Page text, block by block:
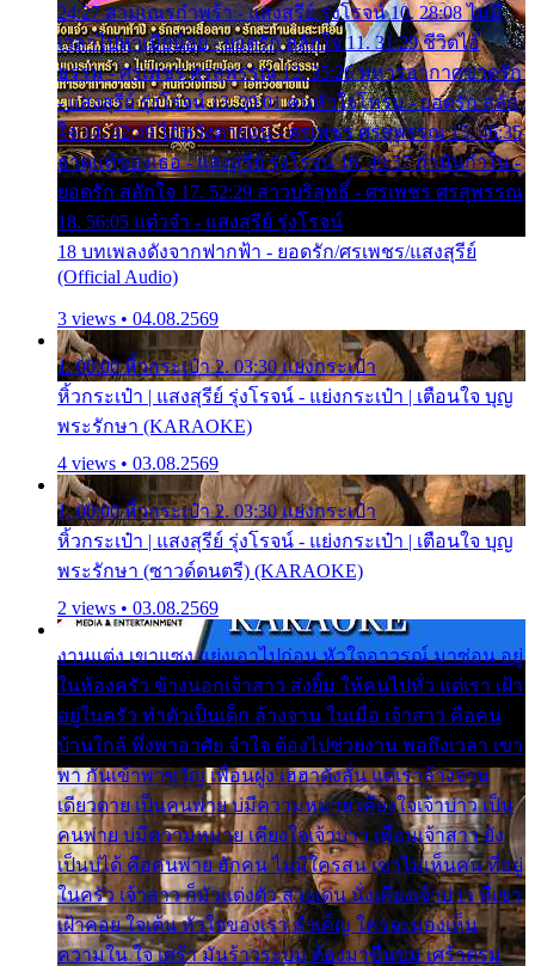
24:27 สามเณรกำพร้า - แสงสุรีย์ รุ่งโรจน์ 10. 28:08 ไม่มี
เวลาไปหาเมียน้อย - ยอดรัก สลักใจ 11. 31:29 ชีวิตไอ้
ธรรม - ศรเพชร ศรสุพรรณ 12. 35:26 ทหารอากาศขาดรัก
- แสงสุรีย์ รุ่งโรจน์ 13. 39:01 คนหัวใจโทรม - ยอดรัก สลัก
ใจ 14. 42:49 ไอ้หวังตายแน่ - ศรเพชร ศรสุพรรณ 15. 46:35
ธาตุแท้ของเธอ - แสงสุรีย์ รุ่งโรจน์ 16. 49:57 กำนันกำใน -
ยอดรัก สลักใจ 17. 52:29 สาวบริสุทธิ์ - ศรเพชร ศรสุพรรณ
18. 56:05 แต๋วจ๋า - แสงสุรีย์ รุ่งโรจน์
18 บทเพลงดังจากฟากฟ้า - ยอดรัก/ศรเพชร/แสงสุรีย์
(Official Audio)
3 views • 04.08.2569
1. 00:00 หิ้วกระเป๋า 2. 03:30 แย่งกระเป๋า
หิ้วกระเป๋า | แสงสุรีย์ รุ่งโรจน์ - แย่งกระเป๋า | เตือนใจ บุญ
พระรักษา (KARAOKE)
4 views • 03.08.2569
1. 00:00 หิ้วกระเป๋า 2. 03:30 แย่งกระเป๋า
หิ้วกระเป๋า | แสงสุรีย์ รุ่งโรจน์ - แย่งกระเป๋า | เตือนใจ บุญ
พระรักษา (ซาวด์ดนตรี) (KARAOKE)
2 views • 03.08.2569
งานแต่ง เขาแซง แย่งเอาไปก่อน หัวใจอาวรณ์ มาซ่อน อยู่
ในห้องครัว ข้างนอกเจ้าสาว ส่งยิ้ม ให้คนไปทั่ว แต่เรา เฝ้า
อยู่ในครัว ทำตัวเป็นเด็ก ล้างจาน ในเมื่อ เจ้าสาว คือคน
บ้านใกล้ พึ่งพาอาศัย จำใจ ต้องไปช่วยงาน พอถึงเวลา เขา
พา กันเข้าพาขวัญ เพื่อนฝูง เฮฮาดังลั่น แต่เราล้างจาน
เดียวดาย เป็นคนพ่าย บ่มีความหมาย เคียงใจเจ้าบ่าว เป็น
คนพ่าย บ่มีความหมาย เคียงใจเจ้าบ่าว เพื่อนเจ้าสาว ยัง
เป็นบ่ได้ คือคนพ่าย ฮักคน ไม่มีใครสน เขาไม่เห็นคน ที่อยู่
ในครัว เจ้าสาว ก็มัวแต่งตัว สวยเด่น นั่งเคียงเจ้าบ่าว ที่เขา
เฝ้าคอย ใจเต้น หัวใจของเรา ลำเค็ญ ใครจะมองเห็น
ความใน ใจ เศร้า มันร้าวระบม ต้องมาขื่นขม เศร้าตรม